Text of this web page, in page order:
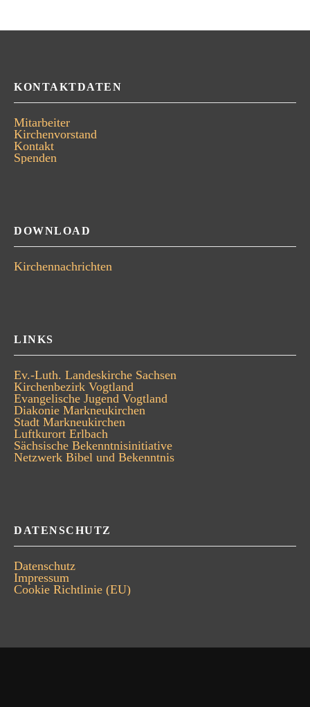
KONTAKTDATEN
Mitarbeiter
Kirchenvorstand
Kontakt
Spenden
DOWNLOAD
Kirchennachrichten
LINKS
Ev.-Luth. Landeskirche Sachsen
Kirchenbezirk Vogtland
Evangelische Jugend Vogtland
Diakonie Markneukirchen
Stadt Markneukirchen
Luftkurort Erlbach
Sächsische Bekenntnisinitiative
Netzwerk Bibel und Bekenntnis
DATENSCHUTZ
Datenschutz
Impressum
Cookie Richtlinie (EU)